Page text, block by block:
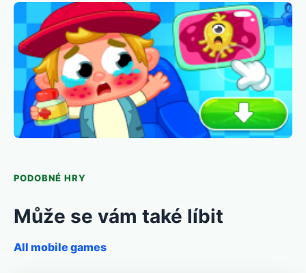
PODOBNÉ HRY
Může se vám také líbit
All mobile games